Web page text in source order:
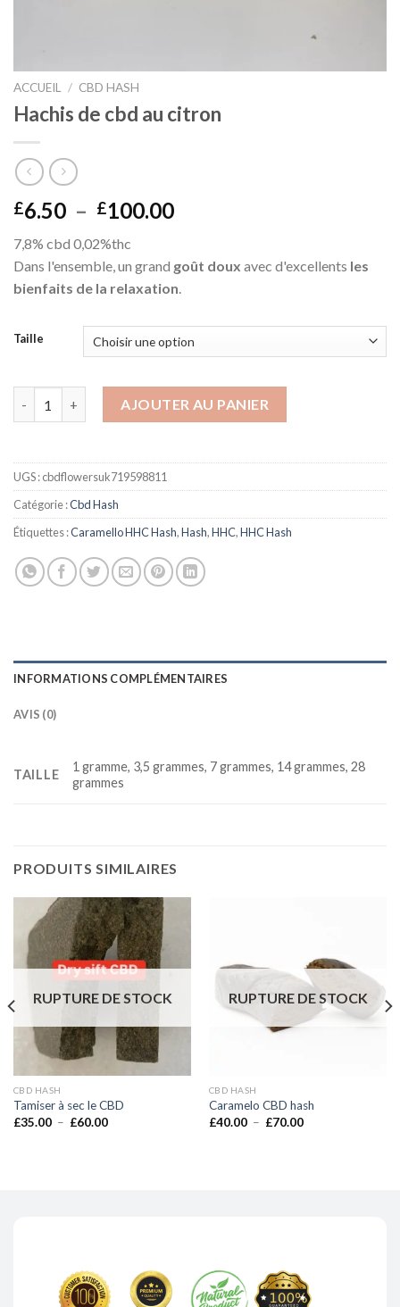
ACCUEIL / CBD HASH
Hachis de cbd au citron
£6.50 – £100.00Plage
£6.50
à
7,8% cbd 0,02%thc
Dans l'ensemble, un grand goût doux avec d'excellents les
bienfaits de la relaxation.
Taille
AJOUTER AU PANIER
UGS :cbdflowersuk719598811
Catégorie :Cbd Hash
Étiquettes :Caramello HHC Hash,Hash,HHC,HHC Hash
INFORMATIONS COMPLÉMENTAIRES
AVIS (0)
TAILLE
1 gramme, 3,5 grammes, 7 grammes, 14 grammes, 28
grammes
PRODUITS SIMILAIRES
RUPTURE DE STOCK
CBD HASH
Tamiser à sec le CBD
£35.00 – £60.00Plage
RUPTURE DE STOCK
CBD HASH
Caramelo CBD hash
£40.00 – £70.00Plage